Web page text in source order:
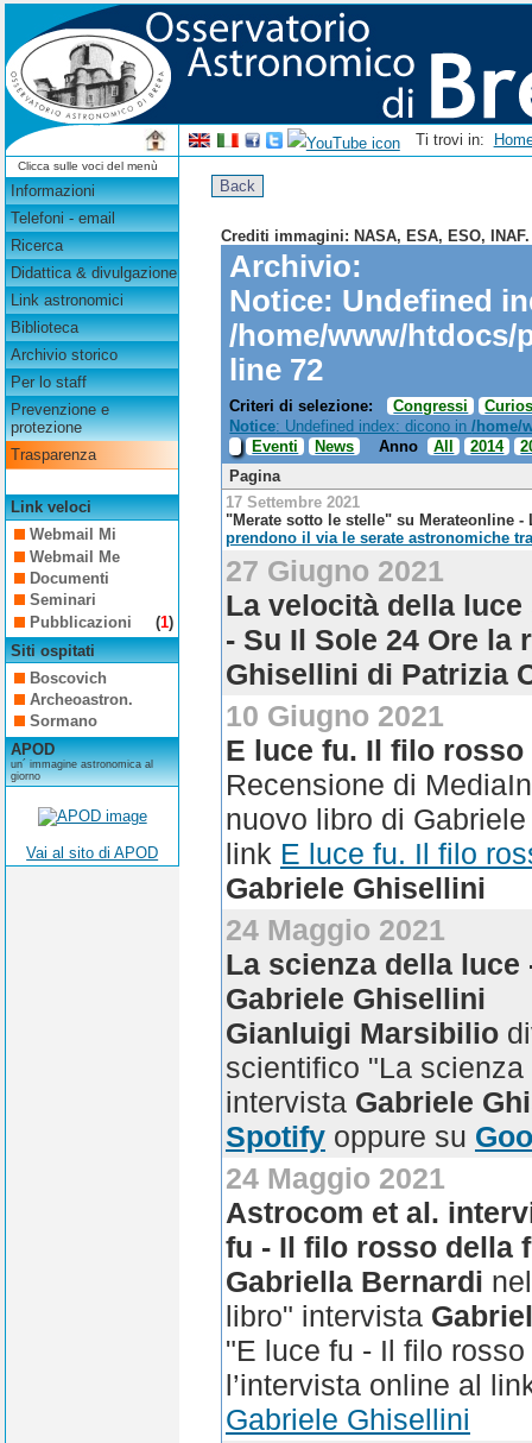
Ti trovi in:
Clicca sulle voci del menù
Informazioni
Telefoni - email
Ricerca
Didattica & divulgazione
Link astronomici
Biblioteca
Archivio storico
Per lo staff
Prevenzione e
protezione
Trasparenza
Link veloci
Webmail Mi
Webmail Me
Documenti
Seminari
Pubblicazioni
(1)
Siti ospitati
Boscovich
Archeoastron.
Sormano
APOD
un´ immagine astronomica al
giorno
Vai al sito di APOD
Crediti immagini: NASA, ESA, ESO, INAF.
Archivio:
Notice: Undefined
/home/www/htdocs/
line 72
Criteri di selezione: Congressi
Notice: Undefined index: dicono in/home/
Eventi
News Anno All 2014
Pagina
17 Settembre 2021
"Merate sotto le stelle"su Merateonline -
prendono il via le serate astronomiche
27 Giugno 2021
La velocità della
- Su Il Sole 24 Ore la
Ghisellini di Patrizia
10 Giugno 2021
E luce fu. Il filo
Recensione di
nuovo libro di
link E luce fu. Il filo
Gabriele Ghisellini
24 Maggio 2021
La scienza della luce
Gabriele Ghisellini
Gianluigi Marsibilio
scientifico "La
intervista Gabriele
Spotifyoppure su
24 Maggio 2021
Astrocom et al.
fu - Il filo rosso della
Gabriella Bernardi
libro" intervista
"E luce fu - Il filo
l’intervista online al
Gabriele Ghisellini